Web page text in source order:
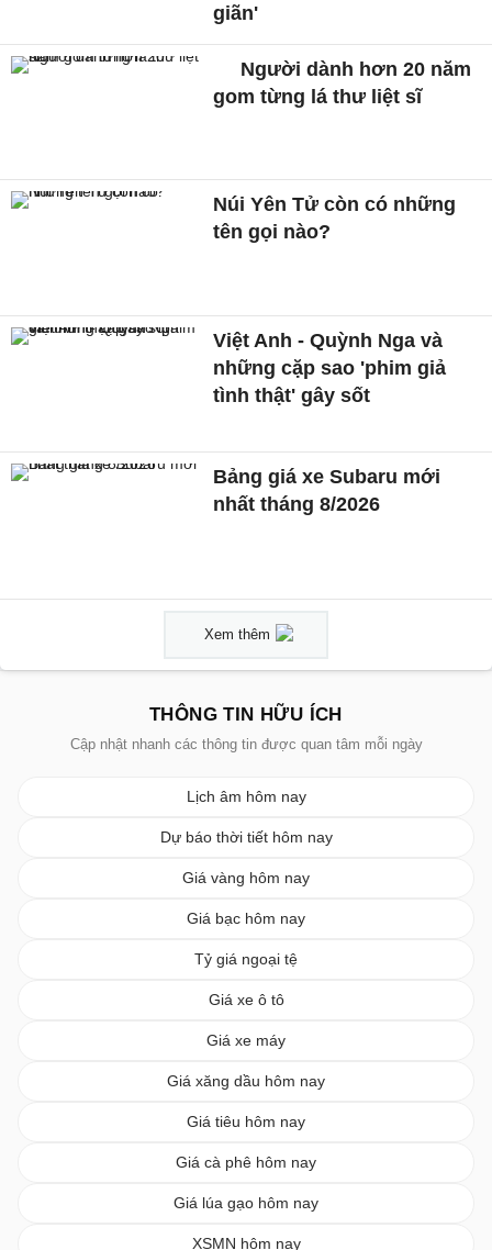
giãn'
Người dành hơn 20 năm
gom từng lá thư liệt sĩ
Núi Yên Tử còn có những
tên gọi nào?
Việt Anh - Quỳnh Nga và
những cặp sao 'phim giả
tình thật' gây sốt
Bảng giá xe Subaru mới
nhất tháng 8/2026
Xem thêm
THÔNG TIN HỮU ÍCH
Cập nhật nhanh các thông tin được quan tâm mỗi ngày
Lịch âm hôm nay
Dự báo thời tiết hôm nay
Giá vàng hôm nay
Giá bạc hôm nay
Tỷ giá ngoại tệ
Giá xe ô tô
Giá xe máy
Giá xăng dầu hôm nay
Giá tiêu hôm nay
Giá cà phê hôm nay
Giá lúa gạo hôm nay
XSMN hôm nay